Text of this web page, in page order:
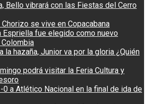
Bello vibrará con las Fiestas del Cerro
se vive en Copacabana
Espriella fue elegido como nuevo
la hazaña, Junior va por la gloria ¿Quién
podrá visitar la Feria Cultura y
a Atlético Nacional en la final de ida de